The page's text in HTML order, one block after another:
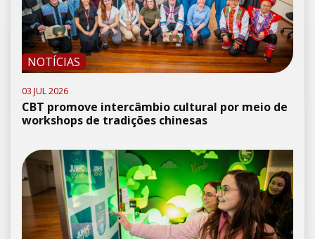
NOTÍCIAS
03 JUL 2026
CBT promove intercâmbio cultural por meio de
workshops de tradições chinesas